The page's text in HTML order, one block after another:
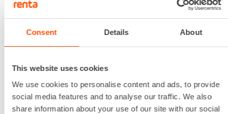
Consent Details About
This website uses cookies
We use cookies to personalise content and ads, to provide
social media features and to analyse our traffic. We also
share information about your use of our site with our social
26 mm
Kapasiteetti alumiini
20 mm
135 mm
Kapasiteetti teräs
10 mm
Lataa lisää